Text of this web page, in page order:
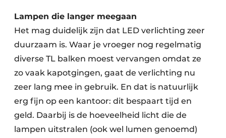
Lampen die langer meegaan
Het mag duidelijk zijn dat LED verlichting zeer
duurzaam is. Waar je vroeger nog regelmatig
diverse TL balken moest vervangen omdat ze
zo vaak kapotgingen, gaat de verlichting nu
zeer lang mee in gebruik. En dat is natuurlijk
erg fijn op een kantoor: dit bespaart tijd en
geld. Daarbij is de hoeveelheid licht die de
lampen uitstralen (ook wel lumen genoemd)